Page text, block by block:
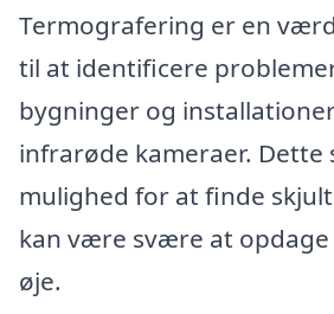
Termografering er en
til at identificere
bygninger og
infrarøde kameraer. Dette
mulighed for at finde
kan være svære at
øje.